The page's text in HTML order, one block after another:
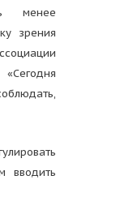
менее
зрения
вводить